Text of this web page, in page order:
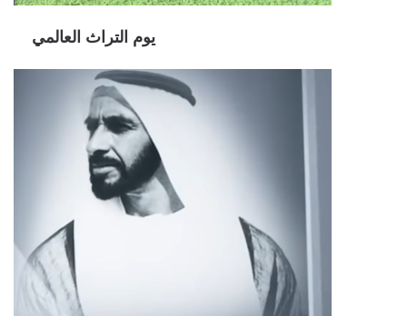
يوم التراث العالمي